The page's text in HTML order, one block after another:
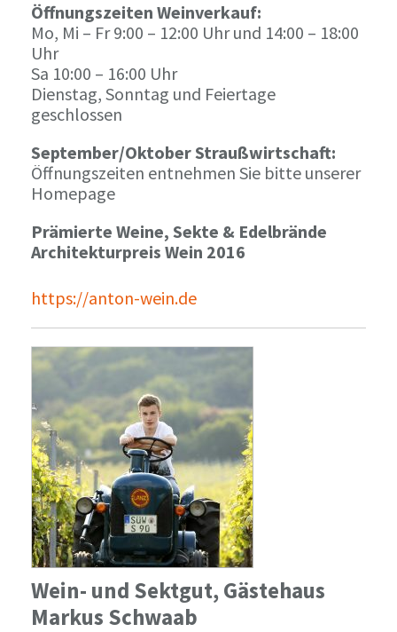
Öffnungszeiten Weinverkauf:
Mo, Mi – Fr 9:00 – 12:00 Uhr und 14:00 – 18:00
Uhr
Sa 10:00 – 16:00 Uhr
Dienstag, Sonntag und Feiertage
geschlossen
September/Oktober Straußwirtschaft:
Öffnungszeiten entnehmen Sie bitte unserer
Homepage
Prämierte Weine, Sekte & Edelbrände
Architekturpreis Wein 2016
https://anton-wein.de
Wein- und Sektgut, Gästehaus
Markus Schwaab